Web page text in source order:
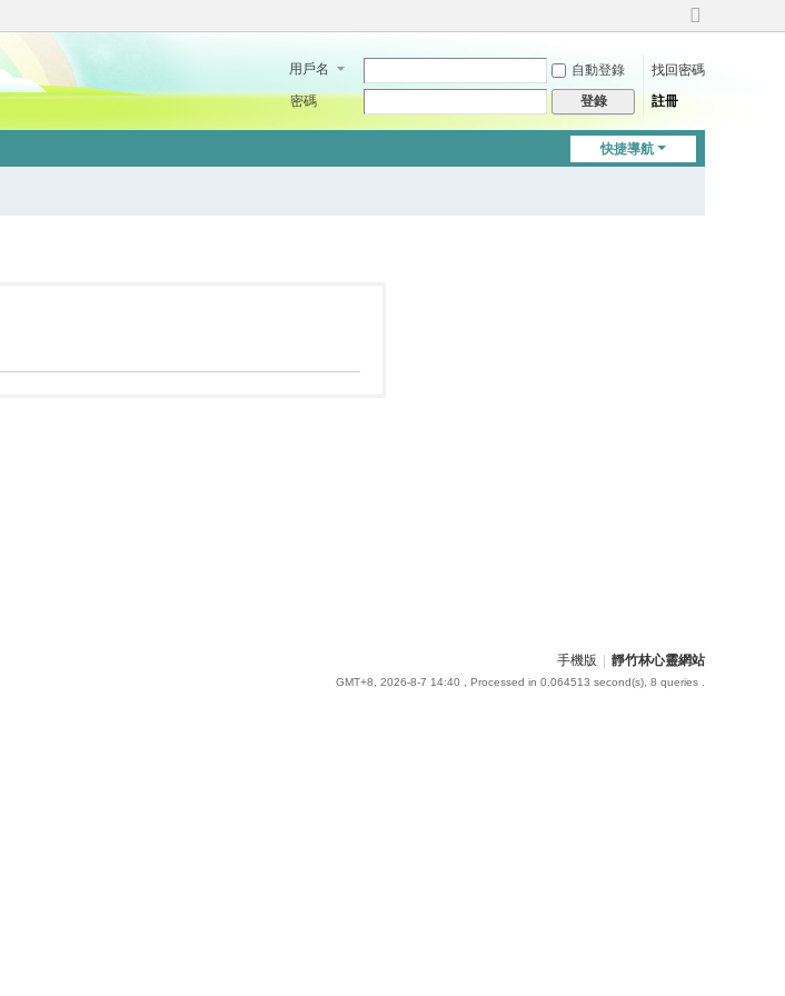
切
到
用戶名 自動登錄
找回密碼
密碼
登錄 註冊
快捷導航
手機版 靜竹林心靈網站
GMT+8, 2026-8-7 14:40 , Processed in 0.064513 second(s), 8 queries .